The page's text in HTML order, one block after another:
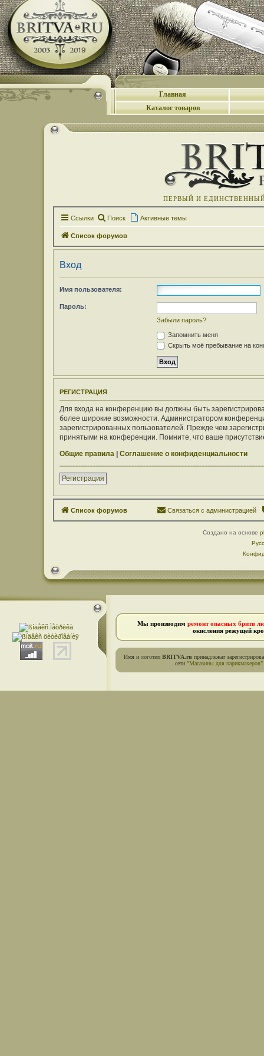
Главная
Каталог товаров
ПЕРВЫЙ И
Ссылки Поиск Активные темы
Список форумов
Вход
Имя пользователя:
Пароль:
Забыли пароль?
Запомнить меня
Скрыть моё пребывание на
РЕГИСТРАЦИЯ
Для входа на конференцию вы должны быть
более широкие возможности. Администратором
зарегистрированных пользователей. Прежде чем
принятыми на конференции. Помните, что ваше
Общие правила | Соглашение о конфиденциальности
Регистрация
Список форумов Связаться с администрацией
Создано на основе
Мы производим ремонт опасных бритв
окисления режущей
Имя и логотип BRITVA.ru принадлежат
сети "Магазины для парикмахеров"